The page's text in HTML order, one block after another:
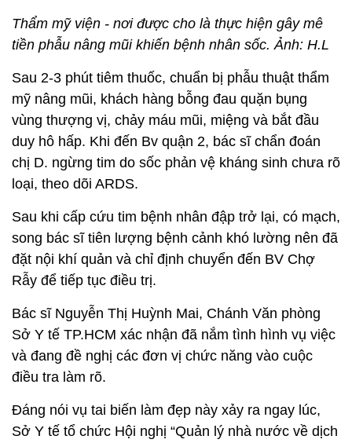
Thẩm mỹ viện - nơi được cho là thực hiện gây mê
tiền phẫu nâng mũi khiến bệnh nhân sốc. Ảnh: H.L
Sau 2-3 phút tiêm thuốc, chuẩn bị phẫu thuật thẩm
mỹ nâng mũi, khách hàng bỗng đau quặn bụng
vùng thượng vị, chảy máu mũi, miệng và bắt đầu
duy hô hấp. Khi đến Bv quận 2, bác sĩ chẩn đoán
chị D. ngừng tim do sốc phản vệ kháng sinh chưa rõ
loại, theo dõi ARDS.
Sau khi cấp cứu tim bệnh nhân đập trở lại, có mạch,
song bác sĩ tiên lượng bệnh cảnh khó lường nên đã
đặt nội khí quản và chỉ định chuyển đến BV Chợ
Rẫy để tiếp tục điều trị.
Bác sĩ Nguyễn Thị Huỳnh Mai, Chánh Văn phòng
Sở Y tế TP.HCM xác nhận đã nắm tình hình vụ việc
và đang đề nghị các đơn vị chức năng vào cuộc
điều tra làm rõ.
Đáng nói vụ tai biến làm đẹp này xảy ra ngay lúc,
Sở Y tế tổ chức Hội nghị “Quản lý nhà nước về dịch